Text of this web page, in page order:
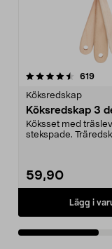
619
Köksredskap
Köksredskap 3
Köksset med
stekspade.
59,90
Lägg i
4.5av 5